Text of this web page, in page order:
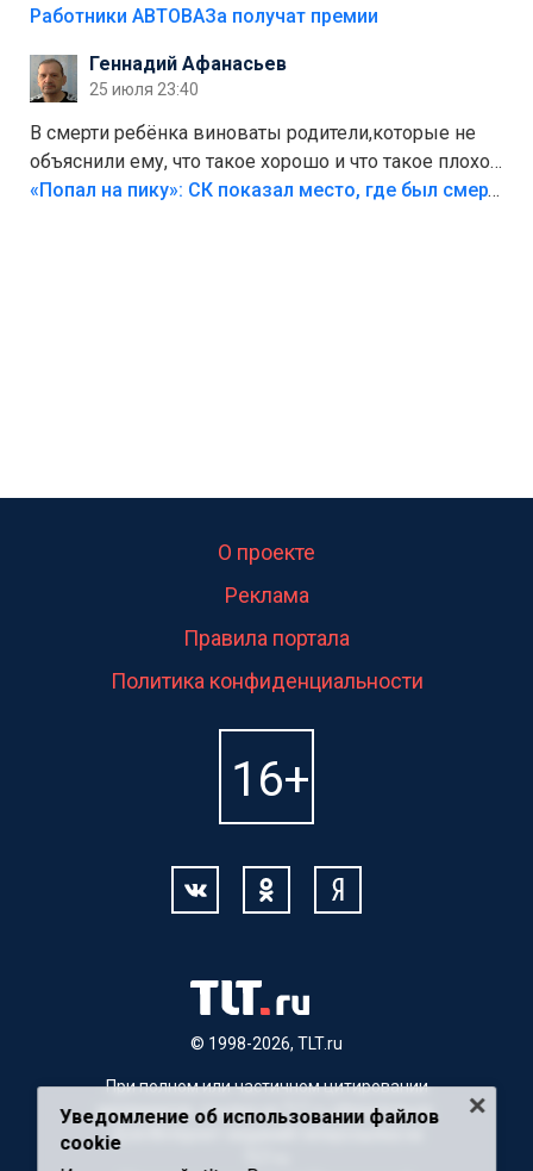
на предприятии.
Работники АВТОВАЗа получат премии
Геннадий Афанасьев
25 июля 23:40
В смерти ребёнка виноваты родители,которые не
объяснили ему, что такое хорошо и что такое плохо!
Лезть через такой забор,верх безумия,есть же
«Попал на пику»: СК показал место, где был смертельно травмирован ребенок в Тольятти
© 1998-2026, TLT.ru
О проекте
Реклама
Правила портала
Политика конфиденциальности
При полном или частичном цитировании
материалов, ссылка на TLT.ru обязательна.
Для Интернет-изданий гиперссылка на
Уведомление об использовании файлов
cookie